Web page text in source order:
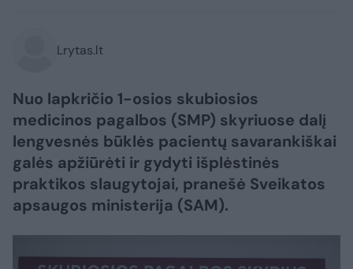
Lrytas.lt
Nuo lapkričio 1-osios skubiosios
medicinos pagalbos (SMP) skyriuose dalį
lengvesnės būklės pacientų savarankiškai
galės apžiūrėti ir gydyti išplėstinės
praktikos slaugytojai, pranešė Sveikatos
apsaugos ministerija (SAM).